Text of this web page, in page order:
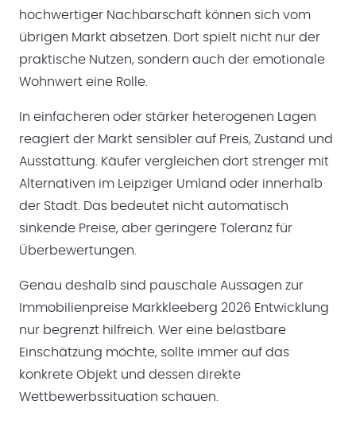
hochwertiger Nachbarschaft können sich vom
übrigen Markt absetzen. Dort spielt nicht nur der
praktische Nutzen, sondern auch der emotionale
Wohnwert eine Rolle.
In einfacheren oder stärker heterogenen Lagen
reagiert der Markt sensibler auf Preis, Zustand und
Ausstattung. Käufer vergleichen dort strenger mit
Alternativen im Leipziger Umland oder innerhalb
der Stadt. Das bedeutet nicht automatisch
sinkende Preise, aber geringere Toleranz für
Überbewertungen.
Genau deshalb sind pauschale Aussagen zur
Immobilienpreise Markkleeberg 2026 Entwicklung
nur begrenzt hilfreich. Wer eine belastbare
Einschätzung möchte, sollte immer auf das
konkrete Objekt und dessen direkte
Wettbewerbssituation schauen.